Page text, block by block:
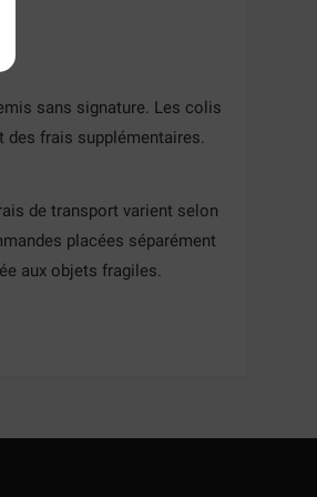
sans signature. Les colis
des frais supplémentaires.
de transport varient selon
placées séparément
aux objets fragiles.